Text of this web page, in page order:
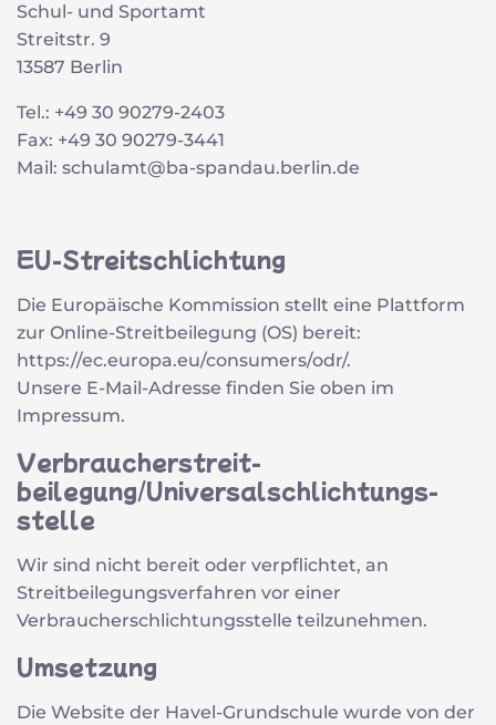
Schul- und Sportamt
Streitstr. 9
13587 Berlin
Tel.: +49 30 90279-2403
Fax: +49 30 90279-3441
Mail: schulamt@ba-spandau.berlin.de
EU-Streitschlichtung
Die Europäische Kommission stellt eine Plattform
zur Online-Streitbeilegung (OS) bereit:
https://ec.europa.eu/consumers/odr/.
Unsere E-Mail-Adresse finden Sie oben im
Impressum.
Verbraucher­streit­
beilegung/Universal­schlichtungs­
stelle
Wir sind nicht bereit oder verpflichtet, an
Streitbeilegungsverfahren vor einer
Verbraucherschlichtungsstelle teilzunehmen.
Umsetzung
Die Website der Havel-Grundschule wurde von der